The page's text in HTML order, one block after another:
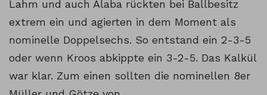
Lahm und auch Alaba rückten bei Ballbesitz
extrem ein und agierten in dem Moment als
nominelle Doppelsechs. So entstand ein 2-3-5
oder wenn Kroos abkippte ein 3-2-5. Das Kalkül
war klar. Zum einen sollten die nominellen 8er